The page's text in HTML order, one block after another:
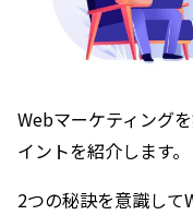
Webマーケティング
イントを紹介します。
2つの秘訣を意識して